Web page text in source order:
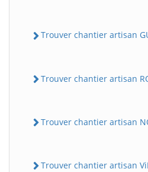
Trouver chantier artisan
Trouver chantier artisan
Trouver chantier artisan
Trouver chantier artisan